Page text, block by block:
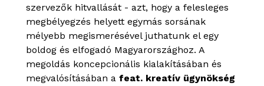
szervezők hitvallását - azt, hogy a felesleges
megbélyegzés helyett egymás sorsának
mélyebb megismerésével juthatunk el egy
boldog és elfogadó Magyarországhoz. A
megoldás koncepcionális kialakításában és
megvalósításában a feat. kreatív ügynökség